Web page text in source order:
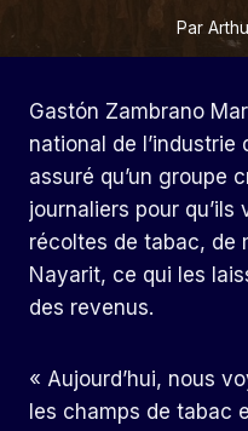
Par
Gastón Zambrano
national de
assuré qu’un groupe
journaliers pour
récoltes de tabac, de
Nayarit, ce qui les
des revenus.
« Aujourd’hui, nous
les champs de tabac